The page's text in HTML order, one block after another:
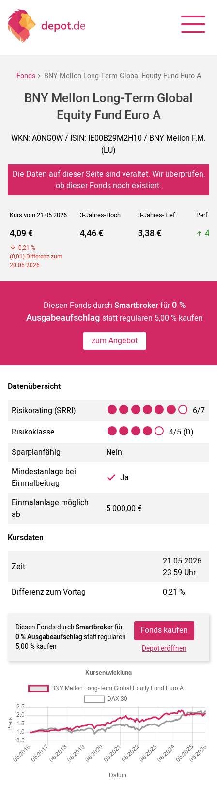
Fonds BNY Mellon Long-Term Global Equity Fund Euro A
BNY Mellon Long-Term Global
Equity Fund Euro A
WKN: A0NG0W / ISIN: IE00B29M2H10 / BNY Mellon F.M.
(LU)
Die Daten auf dieser Seite sind veraltet. Wir überprüfen,
ob dieser Fonds noch existiert.
Kurs vom 21.05.2026 3-Jahres-Hoch 3-Jahres-Tief Perf. 5J
4,09 €
0,21 %
(0,01) Differenz zum
20.05.2026
4,46 € 3,38 €
Diesen Fonds durch Smartbrokerfür 0 %
Ausgabeaufschlagstatt regulären 5,00 % kaufen
zum Angebot
Datenübersicht
Risikorating (SRRI)
6/7
Risikoklasse
4/5 (D)
Sparplanfähig
Nein
Mindestanlage bei
Einmalbeitrag
Ja
Einmalanlage möglich
ab
5.000,00 €
Kursdaten
Zeit
21.05.2026
23:59 Uhr
Differenz zum Vortag
0,21 %
Diesen Fonds durchSmartbrokerfür
0 % Ausgabeaufschlag statt regulären
5,00 % kaufen
Fonds kaufen
Depot eröffnen